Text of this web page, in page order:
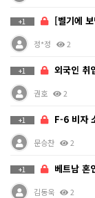
+1 [벨기에 보
정*정 2
+1 외국인 취
권호 2
+1 F-6 비자
문승찬 2
+1 베트남 혼
김동욱 2